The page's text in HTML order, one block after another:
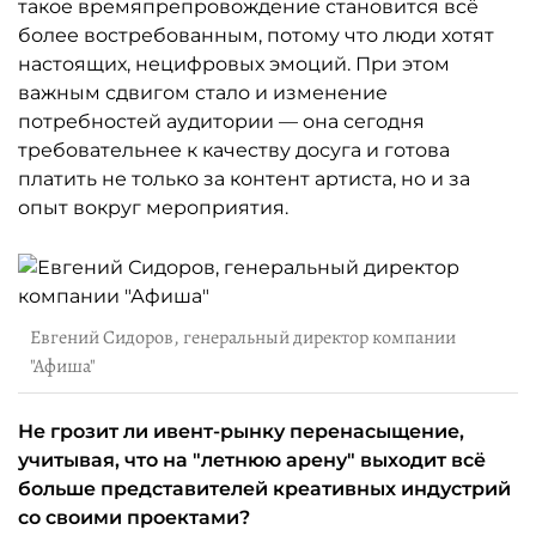
такое времяпрепровождение становится всё
более востребованным, потому что люди хотят
настоящих, нецифровых эмоций. При этом
важным сдвигом стало и изменение
потребностей аудитории — она сегодня
требовательнее к качеству досуга и готова
платить не только за контент артиста, но и за
опыт вокруг мероприятия.
Евгений Сидоров, генеральный директор компании
"Афиша"
Не грозит ли ивент-рынку перенасыщение,
учитывая, что на "летнюю арену" выходит всё
больше представителей креативных индустрий
со своими проектами?